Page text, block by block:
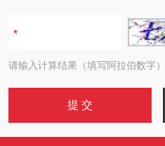
请输入计算结果（填写阿拉伯数字